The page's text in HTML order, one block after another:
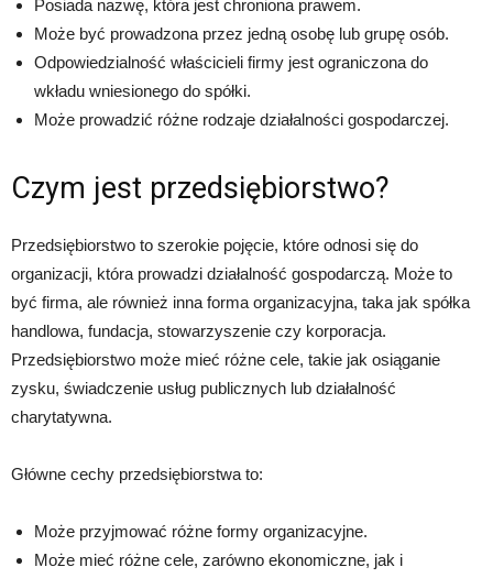
Posiada nazwę, która jest chroniona prawem.
Może być prowadzona przez jedną osobę lub grupę osób.
Odpowiedzialność właścicieli firmy jest ograniczona do
wkładu wniesionego do spółki.
Może prowadzić różne rodzaje działalności gospodarczej.
Czym jest przedsiębiorstwo?
Przedsiębiorstwo to szerokie pojęcie, które odnosi się do
organizacji, która prowadzi działalność gospodarczą. Może to
być firma, ale również inna forma organizacyjna, taka jak spółka
handlowa, fundacja, stowarzyszenie czy korporacja.
Przedsiębiorstwo może mieć różne cele, takie jak osiąganie
zysku, świadczenie usług publicznych lub działalność
charytatywna.
Główne cechy przedsiębiorstwa to:
Może przyjmować różne formy organizacyjne.
Może mieć różne cele, zarówno ekonomiczne, jak i